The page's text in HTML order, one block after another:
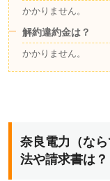
かかりません。
解約違約金は？
かかりません。
奈良電力（な
法や請求書は？